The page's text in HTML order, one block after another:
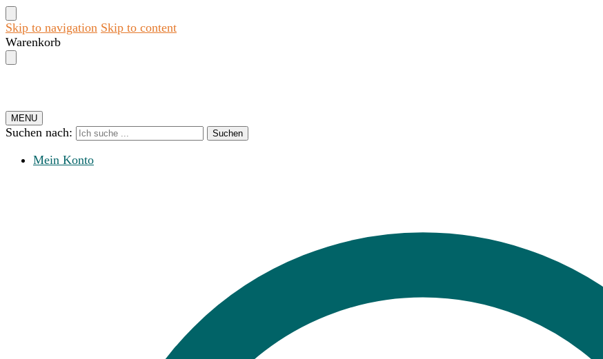
Skip to navigation Skip to content
Warenkorb
MENU
Suchen nach: Suchen
Mein Konto